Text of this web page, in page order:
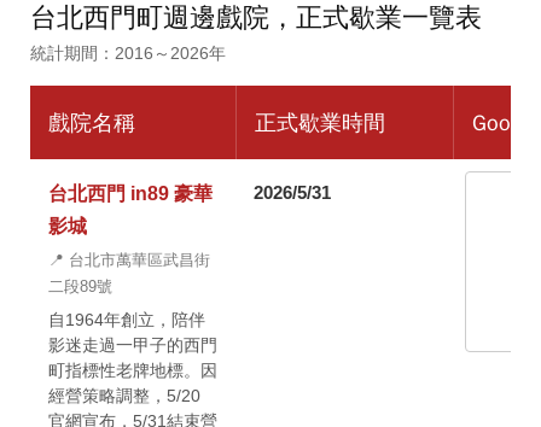
台北西門町週邊戲院，正式歇業一覽表
統計期間：2016～2026年
戲院名稱 正式歇業時間
台北西門 in89 豪華
影城
📍 台北市萬華區武昌街
二段89號
自1964年創立，陪伴
影迷走過一甲子的西門
町指標性老牌地標。因
經營策略調整，5/20
官網宣布，5/31結束營
2026/5/31